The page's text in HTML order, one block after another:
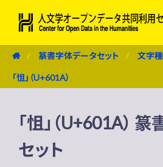
篆書字体データセット 文字
「怚」（U+601A）
「怚」（U+601A）
セット